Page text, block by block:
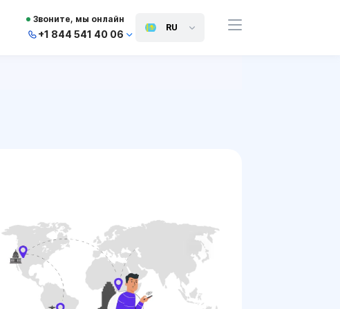
Звоните, мы онлайн
+1 844 541 40 06
RU